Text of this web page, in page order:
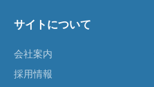
サイトについて
会社案内
採用情報